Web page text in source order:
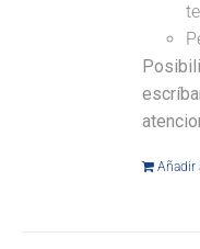
Añadir